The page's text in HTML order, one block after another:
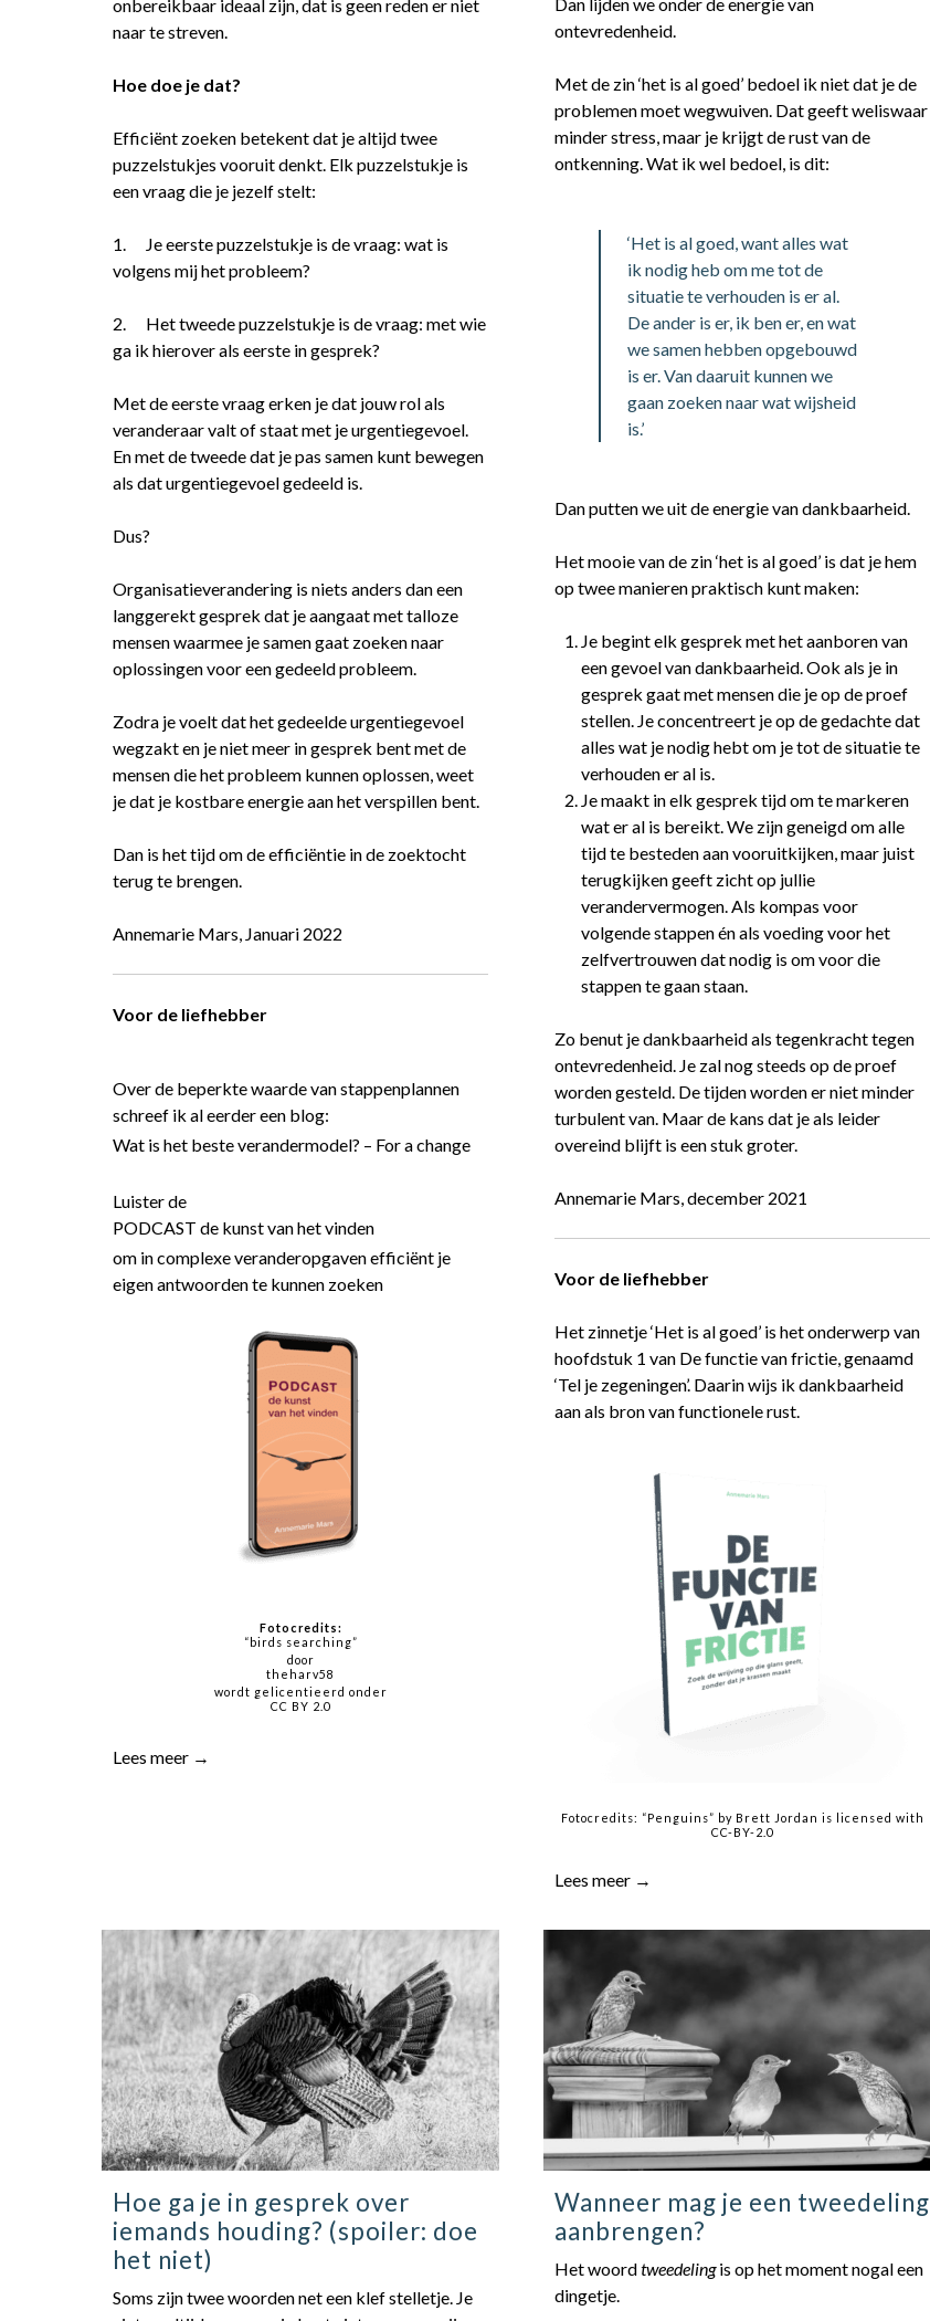
onbereikbaar ideaal zijn, dat is geen reden er niet
naar te streven.
Hoe doe je dat?
Efficiënt zoeken betekent dat je altijd twee
puzzelstukjes vooruit denkt. Elk puzzelstukje is
een vraag die je jezelf stelt:
1. Je eerste puzzelstukje is de vraag: wat is
volgens mij het probleem?
2. Het tweede puzzelstukje is de vraag: met wie
ga ik hierover als eerste in gesprek?
Met de eerste vraag erken je dat jouw rol als
veranderaar valt of staat met je urgentiegevoel.
En met de tweede dat je pas samen kunt bewegen
als dat urgentiegevoel gedeeld is.
Dus?
Organisatieverandering is niets anders dan een
langgerekt gesprek dat je aangaat met talloze
mensen waarmee je samen gaat zoeken naar
oplossingen voor een gedeeld probleem.
Zodra je voelt dat het gedeelde urgentiegevoel
wegzakt en je niet meer in gesprek bent met de
mensen die het probleem kunnen oplossen, weet
je dat je kostbare energie aan het verspillen bent.
Dan is het tijd om de efficiëntie in de zoektocht
terug te brengen.
Annemarie Mars, Januari 2022
Voor de liefhebber
Over de beperkte waarde van stappenplannen
schreef ik al eerder een blog:
Wat is het beste verandermodel? – For a change
Luister de
PODCAST de kunst van het vinden
om in complexe veranderopgaven efficiënt je
eigen antwoorden te kunnen zoeken
Fotocredits:
“birds searching”
door
theharv58
wordt gelicentieerd onder
CC BY 2.0
Lees meer →
ontevredenheid.
Met de zin ‘het is al goed’ bedoel ik niet dat je de
problemen moet wegwuiven. Dat geeft weliswaar
minder stress, maar je krijgt de rust van de
ontkenning. Wat ik wel bedoel, is dit:
‘Het is al goed, want alles wat
ik nodig heb om me tot de
situatie te verhouden is er al.
De ander is er, ik ben er, en wat
we samen hebben opgebouwd
is er. Van daaruit kunnen we
gaan zoeken naar wat wijsheid
is.’
Dan putten we uit de energie van dankbaarheid.
Het mooie van de zin ‘het is al goed’ is dat je hem
op twee manieren praktisch kunt maken:
Je begint elk gesprek met het aanboren van
een gevoel van dankbaarheid. Ook als je in
gesprek gaat met mensen die je op de proef
stellen. Je concentreert je op de gedachte dat
alles wat je nodig hebt om je tot de situatie te
verhouden er al is.
Je maakt in elk gesprek tijd om te markeren
wat er al is bereikt. We zijn geneigd om alle
tijd te besteden aan vooruitkijken, maar juist
terugkijken geeft zicht op jullie
verandervermogen. Als kompas voor
volgende stappen én als voeding voor het
zelfvertrouwen dat nodig is om voor die
stappen te gaan staan.
Zo benut je dankbaarheid als tegenkracht tegen
ontevredenheid. Je zal nog steeds op de proef
worden gesteld. De tijden worden er niet minder
turbulent van. Maar de kans dat je als leider
overeind blijft is een stuk groter.
Annemarie Mars, december 2021
Voor de liefhebber
Het zinnetje ‘Het is al goed’ is het onderwerp van
hoofdstuk 1 van De functie van frictie, genaamd
‘Tel je zegeningen’. Daarin wijs ik dankbaarheid
aan als bron van functionele rust.
Fotocredits: “Penguins” by Brett Jordan is licensed with
CC-BY-2.0
Lees meer →
Hoe ga je in gesprek over
iemands houding? (spoiler: doe
het niet)
Soms zijn twee woorden net een klef stelletje. Je
Wanneer mag je een tweedeling
aanbrengen?
Het woordtweedelingis op het moment nogal een
dingetje.